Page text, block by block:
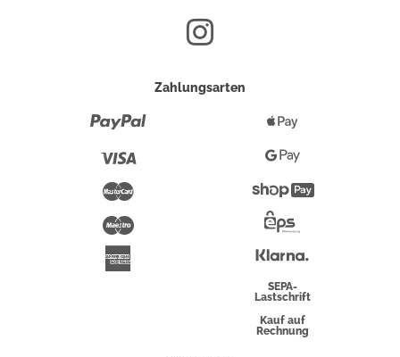
Zahlungsarten
Maestro
Pay
Google
Pay
Überweisung
SEPA-
Lastschrift
Kauf auf
Rechnung